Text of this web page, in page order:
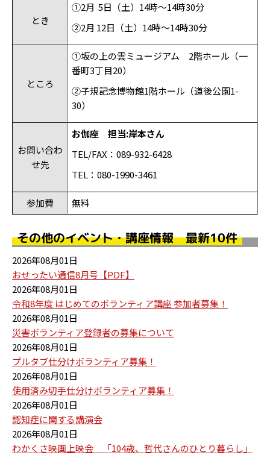
とき
①2月 5日（土） 14時～14時30分
②2月 12日（土） 14時～14時30分
ところ
①坂の上の雲ミュージアム 2階ホール（一
番町3丁目20）
②子規記念博物館1階ホール（道後公園1-
30）
お問い合わ
せ先
お伽座 担当:岸本さん
TEL/FAX： 089-932-6428
TEL： 080-1990-3461
参加費 無料
その他のイベント・講座情報 最新10件
2026年08月01日
おせったい通信8月号【PDF】
2026年08月01日
令和8年度 はじめてのボランティア講座 参加者募集！
2026年08月01日
災害ボランティア登録者の募集について
2026年08月01日
プルタブ仕分けボランティア募集！
2026年08月01日
使用済み切手仕分けボランティア募集！
2026年08月01日
認知症に関する講演会
2026年08月01日
わかくさ映画上映会 「104歳、哲代さんのひとり暮らし」